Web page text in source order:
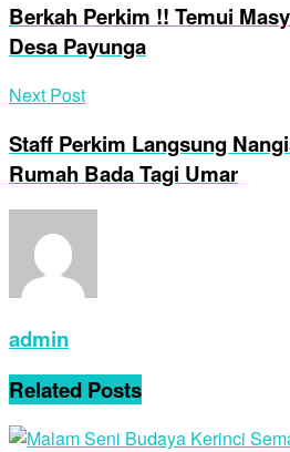
Berkah Perkim !! Temui
Desa Payunga
Next Post
Staff Perkim Langsung
Rumah Bada Tagi Umar
admin
Related Posts